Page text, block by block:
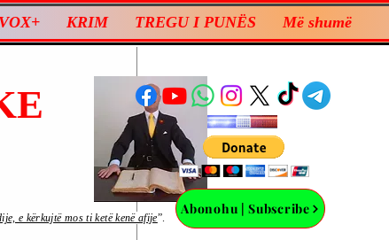
VOX+ KRIM TREGU I PUNËS Më shumë
Abonohu | Subscribe
e kërkujtë mos ti ketë kenë afije”.